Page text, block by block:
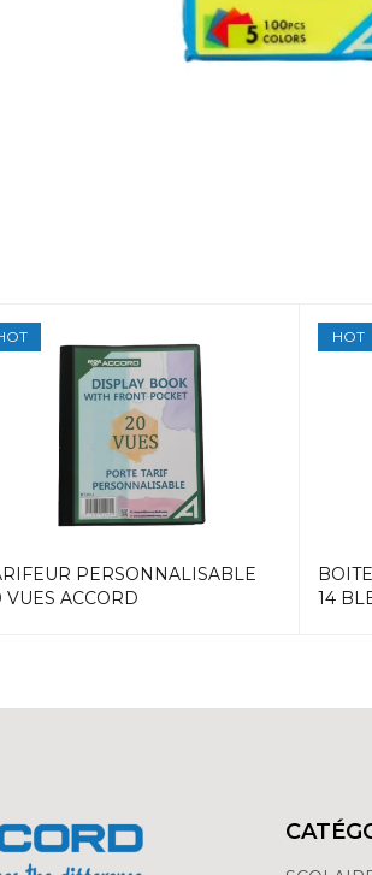
PERSONNALISABLE
VUES ACCORD
HOT
14